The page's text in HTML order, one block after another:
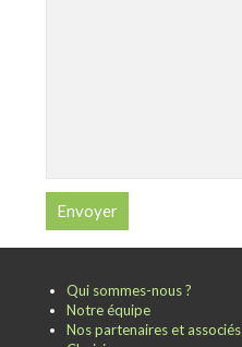
Qui sommes-nous ?
Notre équipe
Nos partenaires et associés